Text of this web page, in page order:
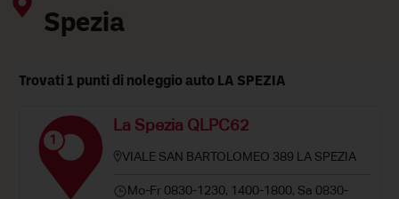
Spezia
Trovati 1 punti di noleggio auto LA SPEZIA
1
La Spezia QLPC62
VIALE SAN BARTOLOMEO 389 LA SPEZIA
Mo-Fr 0830-1230, 1400-1800, Sa 0830-